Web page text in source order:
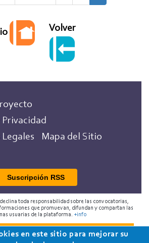
anterior
actual
Volver
Mapa del Sitio
Suscripción RSS
toda responsabilidad sobre las convocatorias,
que promuevan, difundan y compartan las
usuarias de la plataforma. +info
de Envejecimiento Saludable de la
en este sitio para mejorar su